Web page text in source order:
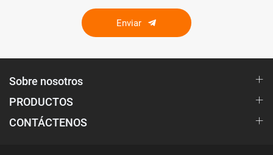
Enviar
Sobre nosotros
PRODUCTOS
CONTÁCTENOS